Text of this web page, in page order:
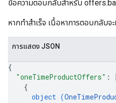
ข้อความตอบกลับสำหรับ
หากทำสำเร็จ เนื้อหาการตอบกลับ
การแสดง JSON
{
"oneTimeProductOffers" :
{
object (